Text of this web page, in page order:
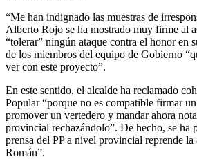
“Me han indignado las muestras de
Alberto Rojo se ha mostrado muy firme al
“tolerar” ningún ataque contra el honor en
de los miembros del equipo de Gobierno
ver con este proyecto”.
En este sentido, el alcalde ha reclamado
Popular “porque no es compatible firmar
promover un vertedero y mandar ahora
provincial rechazándolo”. De hecho, se ha
prensa del PP a nivel provincial reprende
Román”.